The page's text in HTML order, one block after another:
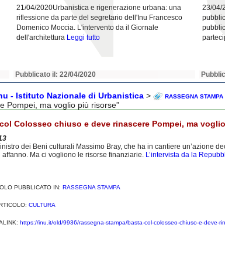
21/04/2020Urbanistica e rigenerazione urbana: una
riflessione da parte del segretario dell'Inu Francesco
Domenico Moccia. L'intervento da il Giornale
dell'architettura Leggi tutto
Pubblicato il: 22/04/2020
23/04/
- Istituto Nazionale di Urbanistica > RASSEGNA STAMPA
Pompei, ma voglio più risorse”
Colosseo chiuso e deve rinascere Pompei, ma
dei Beni culturali Massimo Bray, che ha in cantiere un’azione
affanno. Ma ci vogliono le risorse finanziarie. L’intervista da la
PUBBLICATO IN: RASSEGNA STAMPA
CULTURA
https://inu.it/old/9936/rassegna-stampa/basta-col-colosseo-chiuso-e-deve-